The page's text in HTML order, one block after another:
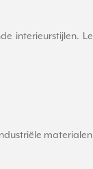
interieurstijlen.